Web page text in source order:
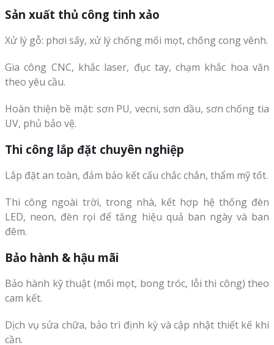
Sản xuất thủ công tinh xảo
Xử lý gỗ: phơi sấy, xử lý chống mối mọt, chống cong vênh.
Gia công CNC, khắc laser, đục tay, chạm khắc hoa văn
theo yêu cầu.
Hoàn thiện bề mặt: sơn PU, vecni, sơn dầu, sơn chống tia
UV, phủ bảo vệ.
Thi công lắp đặt chuyên nghiệp
Lắp đặt an toàn, đảm bảo kết cấu chắc chắn, thẩm mỹ tốt.
Thi công ngoài trời, trong nhà, kết hợp hệ thống đèn
LED, neon, đèn rọi để tăng hiệu quả ban ngày và ban
đêm.
Bảo hành & hậu mãi
Bảo hành kỹ thuật (mối mọt, bong tróc, lỗi thi công) theo
cam kết.
Dịch vụ sửa chữa, bảo trì định kỳ và cập nhật thiết kế khi
cần.